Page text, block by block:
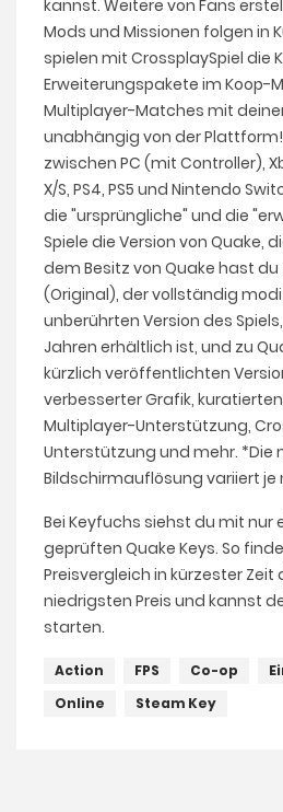
kannst. Weitere von Fans
Mods und Missionen folgen in
spielen mit CrossplaySpiel die
Erweiterungspakete im Koop-
Multiplayer-Matches mit
unabhängig von der
zwischen PC (mit Controller),
X/S, PS4, PS5 und Nintendo
die "ursprüngliche" und die
Spiele die Version von Quake,
dem Besitz von Quake hast
(Original), der vollständig
unberührten Version des
Jahren erhältlich ist, und zu
kürzlich veröffentlichten
verbesserter Grafik,
Multiplayer-Unterstützung,
Unterstützung und mehr. *Die
Bildschirmauflösung variiert
Bei Keyfuchs siehst du mit nur
geprüften Quake Keys. So
Preisvergleich in kürzester Zeit
niedrigsten Preis und kannst
starten.
Action FPS Co-op
Online
Steam Key